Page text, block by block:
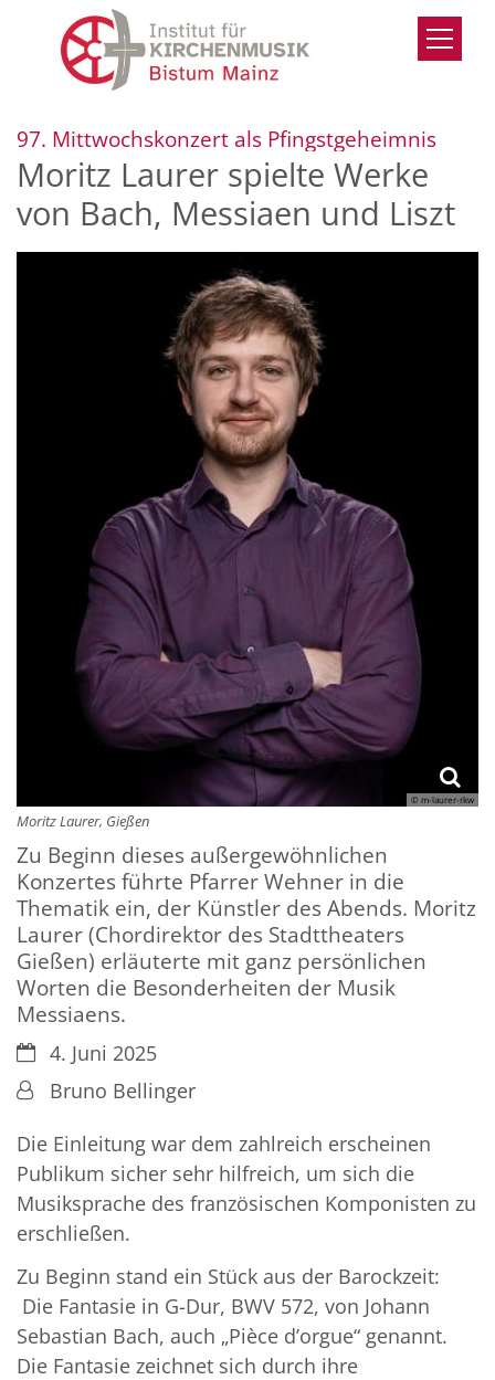
Zum Inhalt springen
97. Mittwochskonzert als Pfingstgeheimnis:
Moritz Laurer spielte Werke
von Bach, Messiaen und Liszt
© m-laurer-rkw
Moritz Laurer, Gießen
Zu Beginn dieses außergewöhnlichen
Konzertes führte Pfarrer Wehner in die
Thematik ein, der Künstler des Abends. Moritz
Laurer (Chordirektor des Stadttheaters
Gießen) erläuterte mit ganz persönlichen
Worten die Besonderheiten der Musik
Messiaens.
Datum:4. Juni 2025
Von:Bruno Bellinger
Die Einleitung war dem zahlreich erscheinen
Publikum sicher sehr hilfreich, um sich die
Musiksprache des französischen Komponisten zu
erschließen.
Zu Beginn stand ein Stück aus der Barockzeit:
Die Fantasie in G-Dur, BWV 572, von Johann
Sebastian Bach, auch „Pièce d’orgue“ genannt.
Die Fantasie zeichnet sich durch ihre